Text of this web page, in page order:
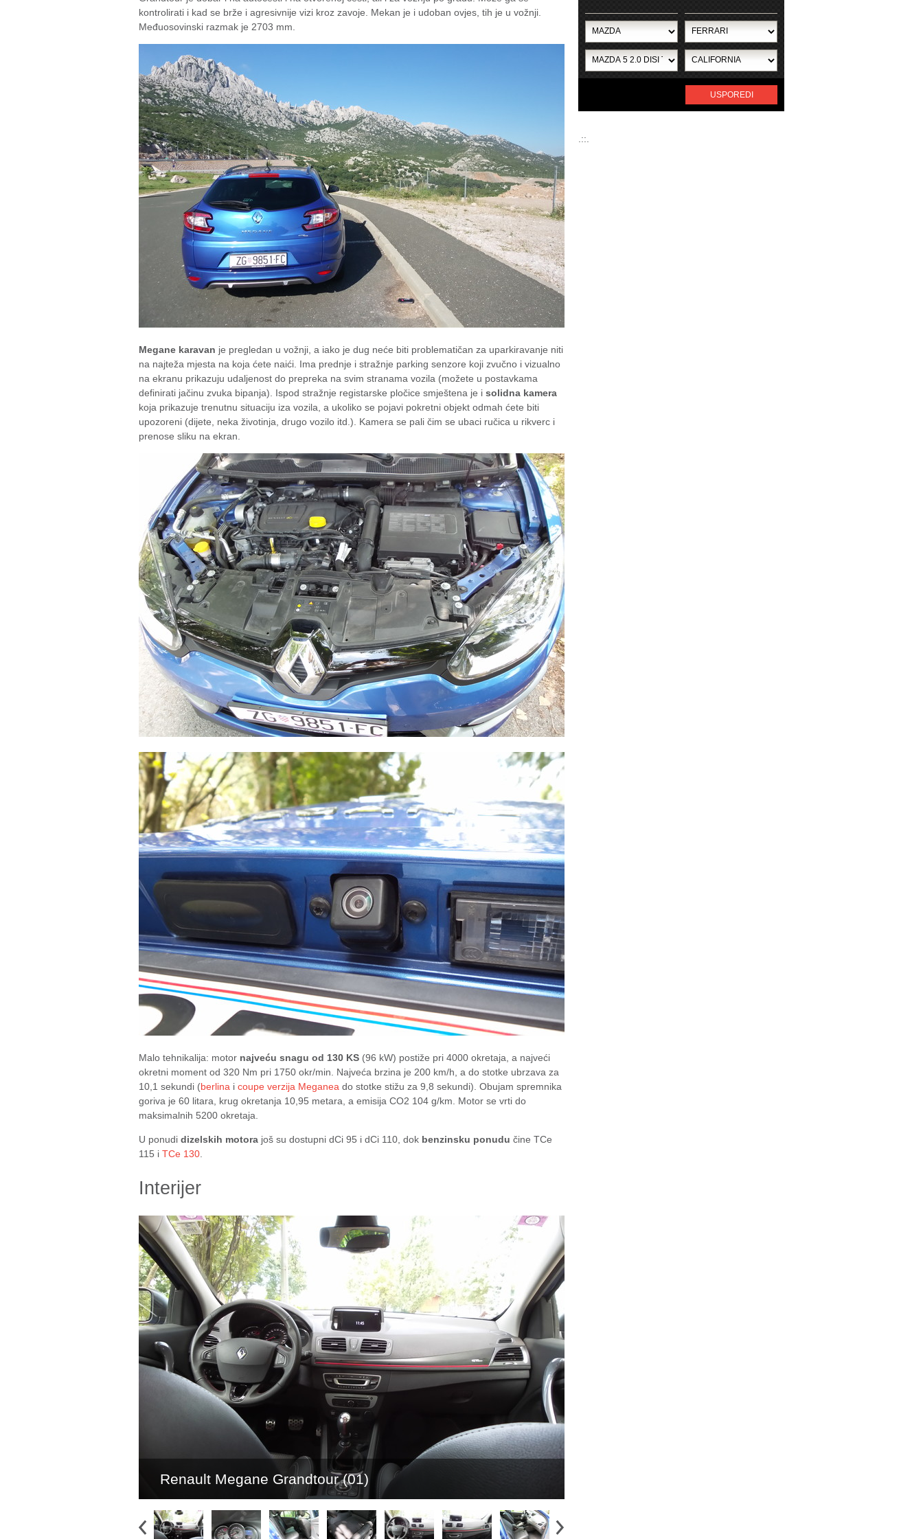
kontrolirati i kad se brže i agresivnije vizi kroz zavoje. Mekan je i udoban ovjes, tih je u vožnji.
Međuosovinski razmak je 2703 mm.
Megane karavan je pregledan u vožnji, a iako je dug neće biti problematičan za uparkiravanje niti
na najteža mjesta na koja ćete naići. Ima prednje i stražnje parking senzore koji zvučno i vizualno
na ekranu prikazuju udaljenost do prepreka na svim stranama vozila (možete u postavkama
definirati jačinu zvuka bipanja). Ispod stražnje registarske pločice smještena je i solidna kamera
koja prikazuje trenutnu situaciju iza vozila, a ukoliko se pojavi pokretni objekt odmah ćete biti
upozoreni (dijete, neka životinja, drugo vozilo itd.). Kamera se pali čim se ubaci ručica u rikverc i
prenose sliku na ekran.
Malo tehnikalija: motor najveću snagu od 130 KS (96 kW) postiže pri 4000 okretaja, a najveći
okretni moment od 320 Nm pri 1750 okr/min. Najveća brzina je 200 km/h, a do stotke ubrzava za
10,1 sekundi (berlina i coupe verzija Meganea do stotke stižu za 9,8 sekundi). Obujam spremnika
goriva je 60 litara, krug okretanja 10,95 metara, a emisija CO2 104 g/km. Motor se vrti do
maksimalnih 5200 okretaja.
U ponudi dizelskih motora još su dostupni dCi 95 i dCi 110, dok benzinsku ponudu čine TCe
115 i TCe 130
Interijer
Renault Megane Grandtour (01)
USPOREDI
.::.